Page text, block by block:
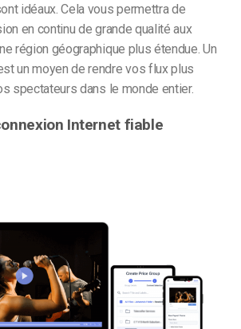
idéaux. Cela vous permettra de
en continu de grande qualité aux
région géographique plus étendue. Un
un moyen de rendre vos flux plus
spectateurs dans le monde entier.
Internet fiable